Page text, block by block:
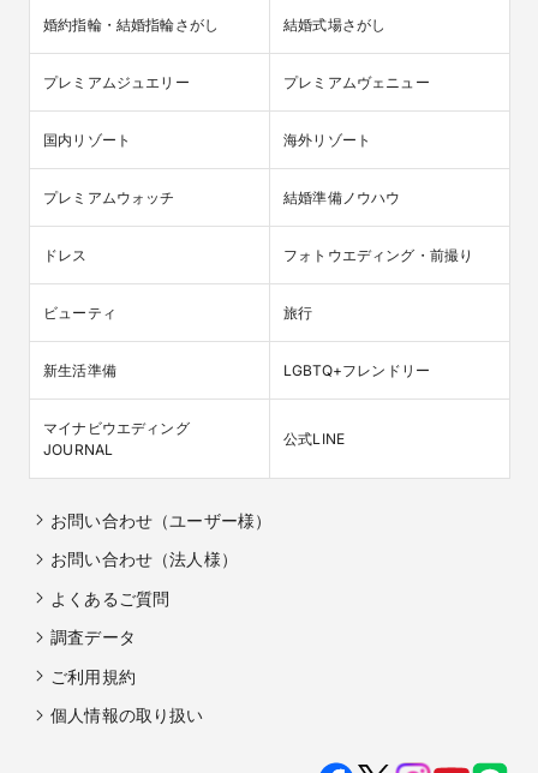
婚約指輪・結婚指輪さがし 結婚式場さがし
プレミアムジュエリー プレミアムヴェニュー
国内リゾート 海外リゾート
プレミアムウォッチ 結婚準備ノウハウ
ドレス フォトウエディング・前撮り
ビューティ 旅行
新生活準備 LGBTQ+フレンドリー
マイナビウエディング
JOURNAL
公式LINE
お問い合わせ（ユーザー様）
お問い合わせ（法人様）
よくあるご質問
調査データ
ご利用規約
個人情報の取り扱い